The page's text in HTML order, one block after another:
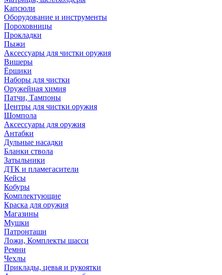
Капсюли
Оборудование и инструменты
Пороховницы
Прокладки
Пыжи
Аксессуары для чистки оружия
Вишеры
Ёршики
Наборы для чистки
Оружейная химия
Патчи, Тампоны
Центры для чистки оружия
Шомпола
Аксессуары для оружия
Антабки
Дульные насадки
Бланки ствола
Затыльники
ДТК и пламегасители
Кейсы
Кобуры
Комплектующие
Краска для оружия
Магазины
Мушки
Патронташи
Ложи, Комплекты шасси
Ремни
Чехлы
Приклады, цевья и рукоятки